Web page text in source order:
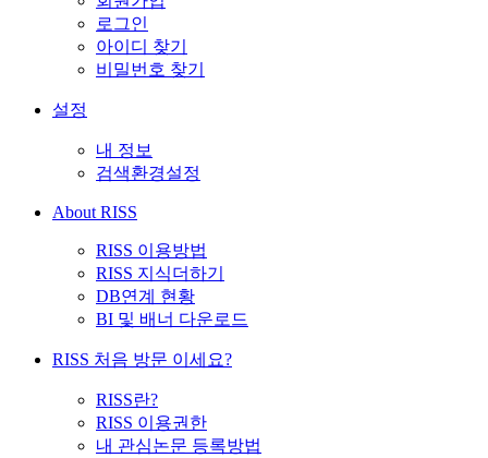
로그인
아이디 찾기
비밀번호 찾기
설정
내 정보
검색환경설정
About RISS
RISS 이용방법
RISS 지식더하기
DB연계 현황
BI 및 배너 다운로드
RISS 처음 방문 이세요?
RISS란?
RISS 이용권한
내 관심논문 등록방법